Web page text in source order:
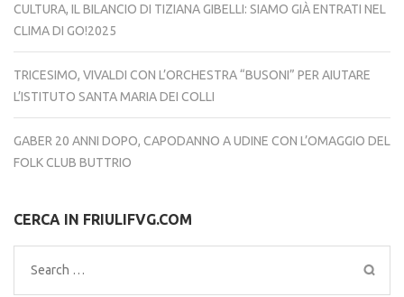
CULTURA, IL BILANCIO DI TIZIANA GIBELLI: SIAMO GIÀ ENTRATI NEL
CLIMA DI GO!2025
TRICESIMO, VIVALDI CON L’ORCHESTRA “BUSONI” PER AIUTARE
L’ISTITUTO SANTA MARIA DEI COLLI
GABER 20 ANNI DOPO, CAPODANNO A UDINE CON L’OMAGGIO DEL
FOLK CLUB BUTTRIO
CERCA IN FRIULIFVG.COM
Search
for: